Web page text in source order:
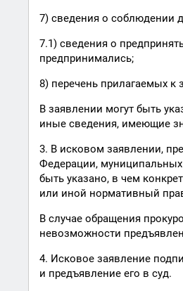
7) сведения о соблюдении
7.1) сведения о
предпринимались;
8) перечень прилагаемых к
В заявлении могут быть
иные сведения, имеющие
3. В исковом заявлении,
Федерации, муниципальных
быть указано, в чем
или иной нормативный
В случае обращения
невозможности
4. Исковое заявление
и предъявление его в суд.